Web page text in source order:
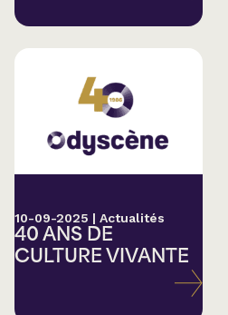
10-09-2025 | Actualités
40 ANS DE
CULTURE VIVANTE